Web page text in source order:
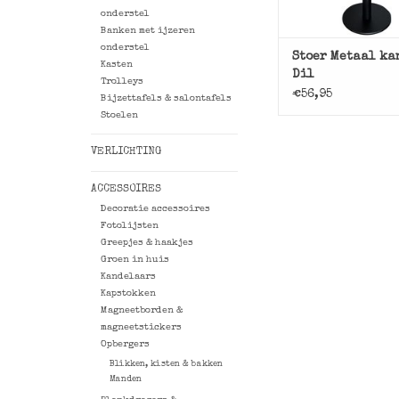
onderstel
Banken met ijzeren
onderstel
Kasten
Trolleys
Bijzettafels & salontafels
Stoelen
VERLICHTING
ACCESSOIRES
Decoratie accessoires
Fotolijsten
Greepjes & haakjes
Groen in huis
Kandelaars
Kapstokken
Magneetborden &
magneetstickers
Opbergers
Blikken, kisten & bakken
Manden
Stoer Metaal
Dil
€56,95